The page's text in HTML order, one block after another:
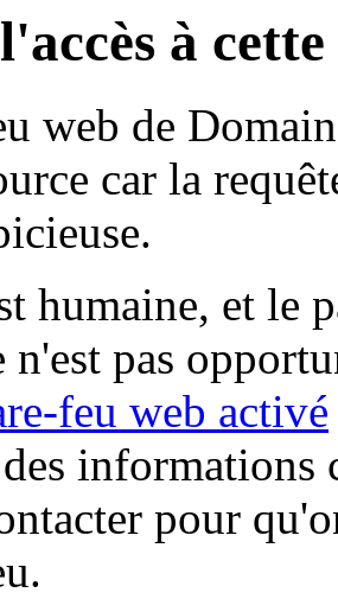
à
web de
car la
humaine, et le
n'est pas
feu web activé
informations
pour